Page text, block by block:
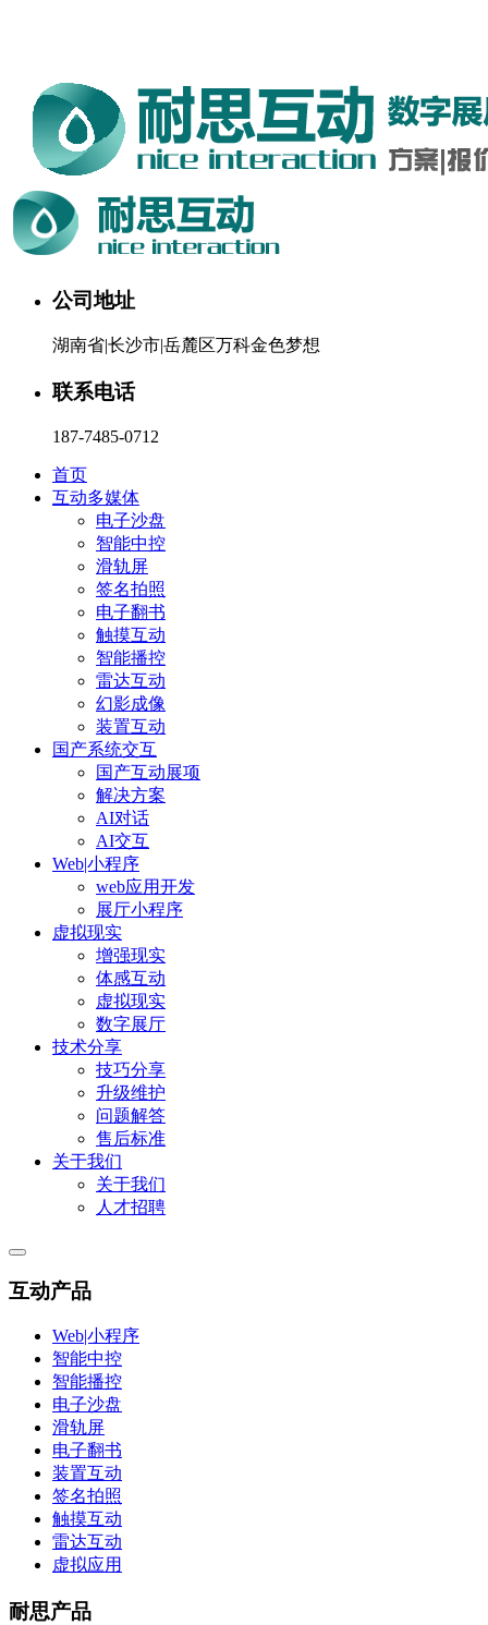
公司地址
湖南省|长沙市|岳麓区万科金色梦想
联系电话
187-7485-0712
首页
互动多媒体
电子沙盘
智能中控
滑轨屏
签名拍照
电子翻书
触摸互动
智能播控
雷达互动
幻影成像
装置互动
国产系统交互
国产互动展项
解决方案
AI对话
AI交互
Web|小程序
web应用开发
展厅小程序
虚拟现实
增强现实
体感互动
虚拟现实
数字展厅
技术分享
技巧分享
升级维护
问题解答
售后标准
关于我们
关于我们
人才招聘
互动产品
Web|小程序
智能中控
智能播控
电子沙盘
滑轨屏
电子翻书
装置互动
签名拍照
触摸互动
雷达互动
虚拟应用
耐思产品